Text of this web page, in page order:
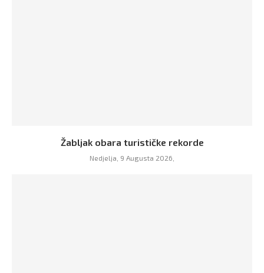
Žabljak obara turističke rekorde
Nedjelja, 9 Augusta 2026,